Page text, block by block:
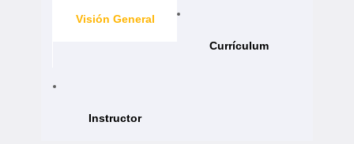
Visión General
Currículum
Instructor